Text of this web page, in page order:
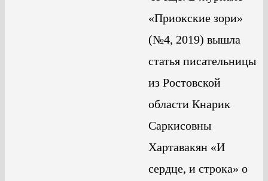
«Приокские зори»
(№4, 2019) вышла
статья писательницы
из Ростовской
области Кнарик
Саркисовны
Хартавакян «И
сердце, и строка» о